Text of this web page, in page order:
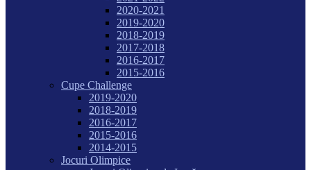
2020-2021
2019-2020
2018-2019
2017-2018
2016-2017
2015-2016
Cupe Challenge
2019-2020
2018-2019
2016-2017
2015-2016
2014-2015
Jocuri Olimpice